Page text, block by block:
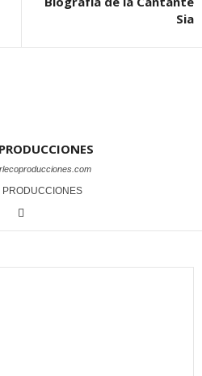
Sia
PRODUCCIONES